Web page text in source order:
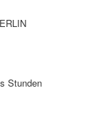
Stunden